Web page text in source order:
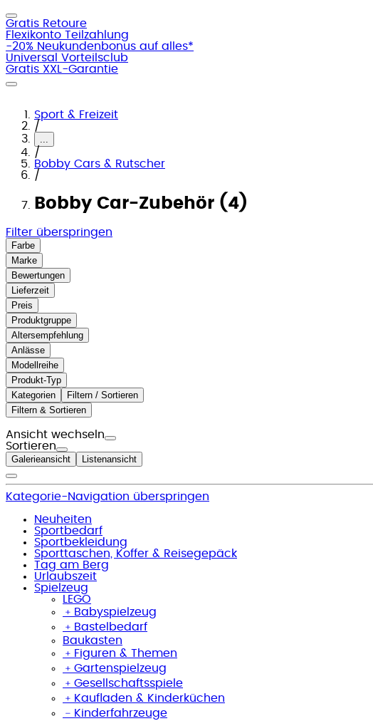
Gratis Retoure
Flexikonto Teilzahlung
-20% Neukundenbonus auf alles*
Universal Vorteilsclub
Gratis XXL-Garantie
Sport & Freizeit
/
...
/
Bobby Cars & Rutscher
/
Bobby Car-Zubehör (4)
Filter überspringen
Farbe
Marke
Bewertungen
Lieferzeit
Preis
Produktgruppe
Altersempfehlung
Anlässe
Modellreihe
Produkt-Typ
Kategorien
Filtern / Sortieren
Filtern & Sortieren
Ansicht wechseln
Sortieren
Galerieansicht Listenansicht
Kategorie-Navigation überspringen
Neuheiten
Sportbedarf
Sportbekleidung
Sporttaschen, Koffer & Reisegepäck
Tag am Berg
Urlaubszeit
Spielzeug
LEGO
﹢ Babyspielzeug
﹢ Bastelbedarf
Baukasten
﹢ Figuren & Themen
﹢ Gartenspielzeug
﹢ Gesellschaftsspiele
﹢ Kaufladen & Kinderküchen
﹣ Kinderfahrzeuge